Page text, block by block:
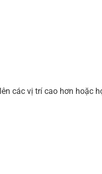
các vị trí cao hơn hoặc